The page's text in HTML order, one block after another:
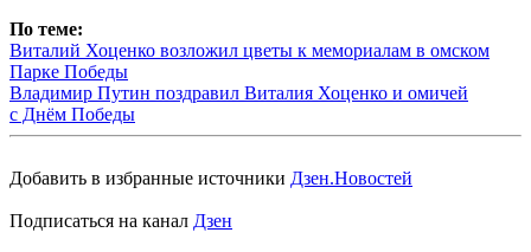
По теме:
Виталий Хоценко возложил цветы к мемориалам в омском
Парке Победы
Владимир Путин поздравил Виталия Хоценко и омичей
с Днём Победы
Добавить в избранные источники Дзен.Новостей
Подписаться на канал Дзен